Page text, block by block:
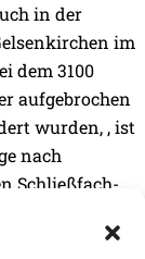
in der
im
dem 3100
aufgebrochen
wurden, , ist
nach
Schließfach-
bei größeren
offenbar enorm